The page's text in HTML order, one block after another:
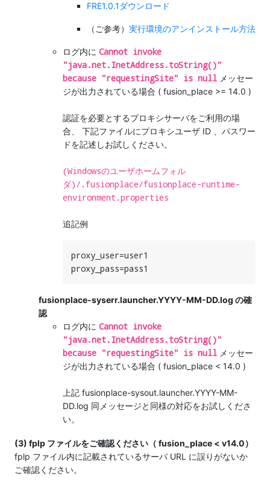
FRE1.0.1ダウンロード
（ご参考） 実行環境のアンインストール方法
ログ内に Cannot invoke
"java.net.InetAddress.toString()"
because "requestingSite" is null メッセー
ジが出力されている場合 ( fusion_place >= 14.0 )
認証を必要とするプロキシサーバをご利用の場
合、 下記ファイルにプロキシユーザ ID 、パスワー
ドを記述しお試しください。
(Windowsのユーザホームフォル
ダ)/.fusionplace/fusionplace-runtime-
environment.properties
追記例
proxy_user=user1
proxy_pass=pass1
fusionplace-syserr.launcher.YYYY-MM-DD.log の確
認
ログ内に Cannot invoke
"java.net.InetAddress.toString()"
because "requestingSite" is null メッセー
ジが出力されている場合 ( fusion_place < 14.0 )
上記 fusionplace-sysout.launcher.YYYY-MM-
DD.log 同メッセージと同様の対応をお試しくださ
い。
(3) fplp ファイルをご確認ください（ fusion_place < v14.0）
fplp ファイル内に記載されているサーバ URL に誤りがないか
ご確認ください。